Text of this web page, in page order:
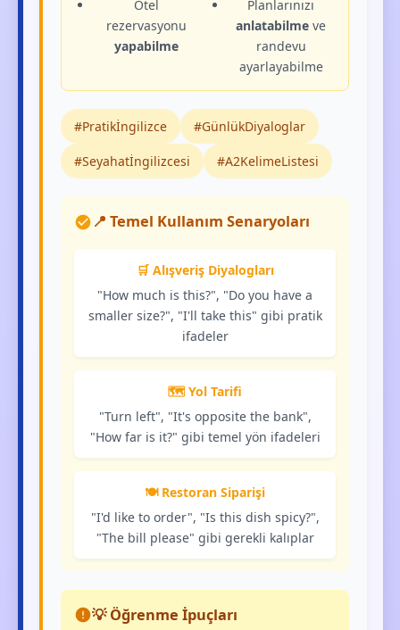
Otel
rezervasyonu
yapabilme
Planlarınızı
anlatabilme ve
randevu
ayarlayabilme
#Pratikİngilizce #GünlükDiyaloglar
#Seyahatİngilizcesi #A2KelimeListesi
📍 Temel Kullanım Senaryoları
🛒 Alışveriş Diyalogları
"How much is this?", "Do you have a
smaller size?", "I'll take this" gibi pratik
ifadeler
🗺️ Yol Tarifi
"Turn left", "It's opposite the bank",
"How far is it?" gibi temel yön ifadeleri
🍽️ Restoran Siparişi
"I'd like to order", "Is this dish spicy?",
"The bill please" gibi gerekli kalıplar
💡 Öğrenme İpuçları